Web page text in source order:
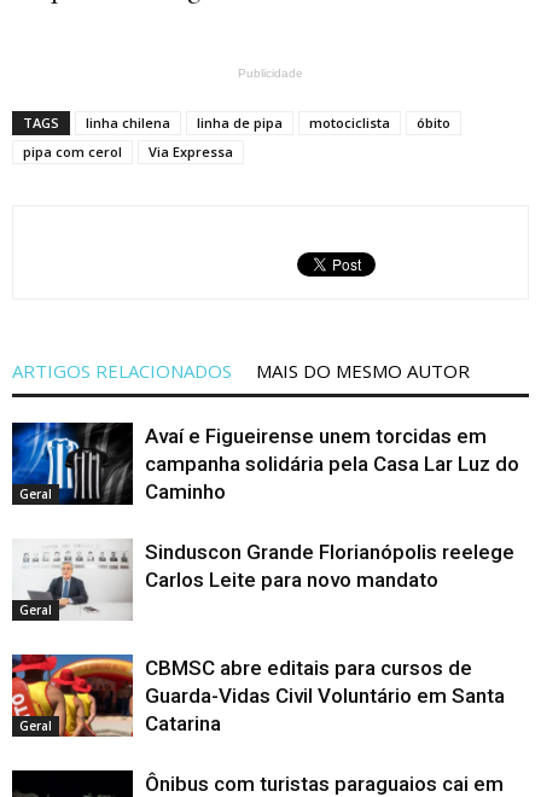
Publicidade
TAGS linha chilena linha de pipa motociclista
óbito
pipa com cerol
Via Expressa
ARTIGOS RELACIONADOS MAIS DO MESMO AUTOR
Geral
Avaí e Figueirense unem torcidas em
campanha solidária pela Casa Lar Luz do
Caminho
Geral
Sinduscon Grande Florianópolis reelege
Carlos Leite para novo mandato
Geral
CBMSC abre editais para cursos de
Guarda-Vidas Civil Voluntário em Santa
Catarina
Ônibus com turistas paraguaios cai em